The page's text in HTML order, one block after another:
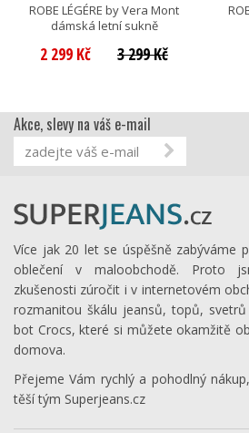
ROBE LÉGÉRE by Vera Mont
dámská letní sukně
2 299 Kč 3 299 Kč
Akce, slevy na váš e-mail
Více jak 20 let se úspěšně zabýváme
oblečení v maloobchodě. Proto
zkušenosti zúročit i v internetovém
rozmanitou škálu jeansů, topů,
bot Crocs, které si můžete okamžitě
domova.
Přejeme Vám rychlý a pohodlný
těší tým Superjeans.cz